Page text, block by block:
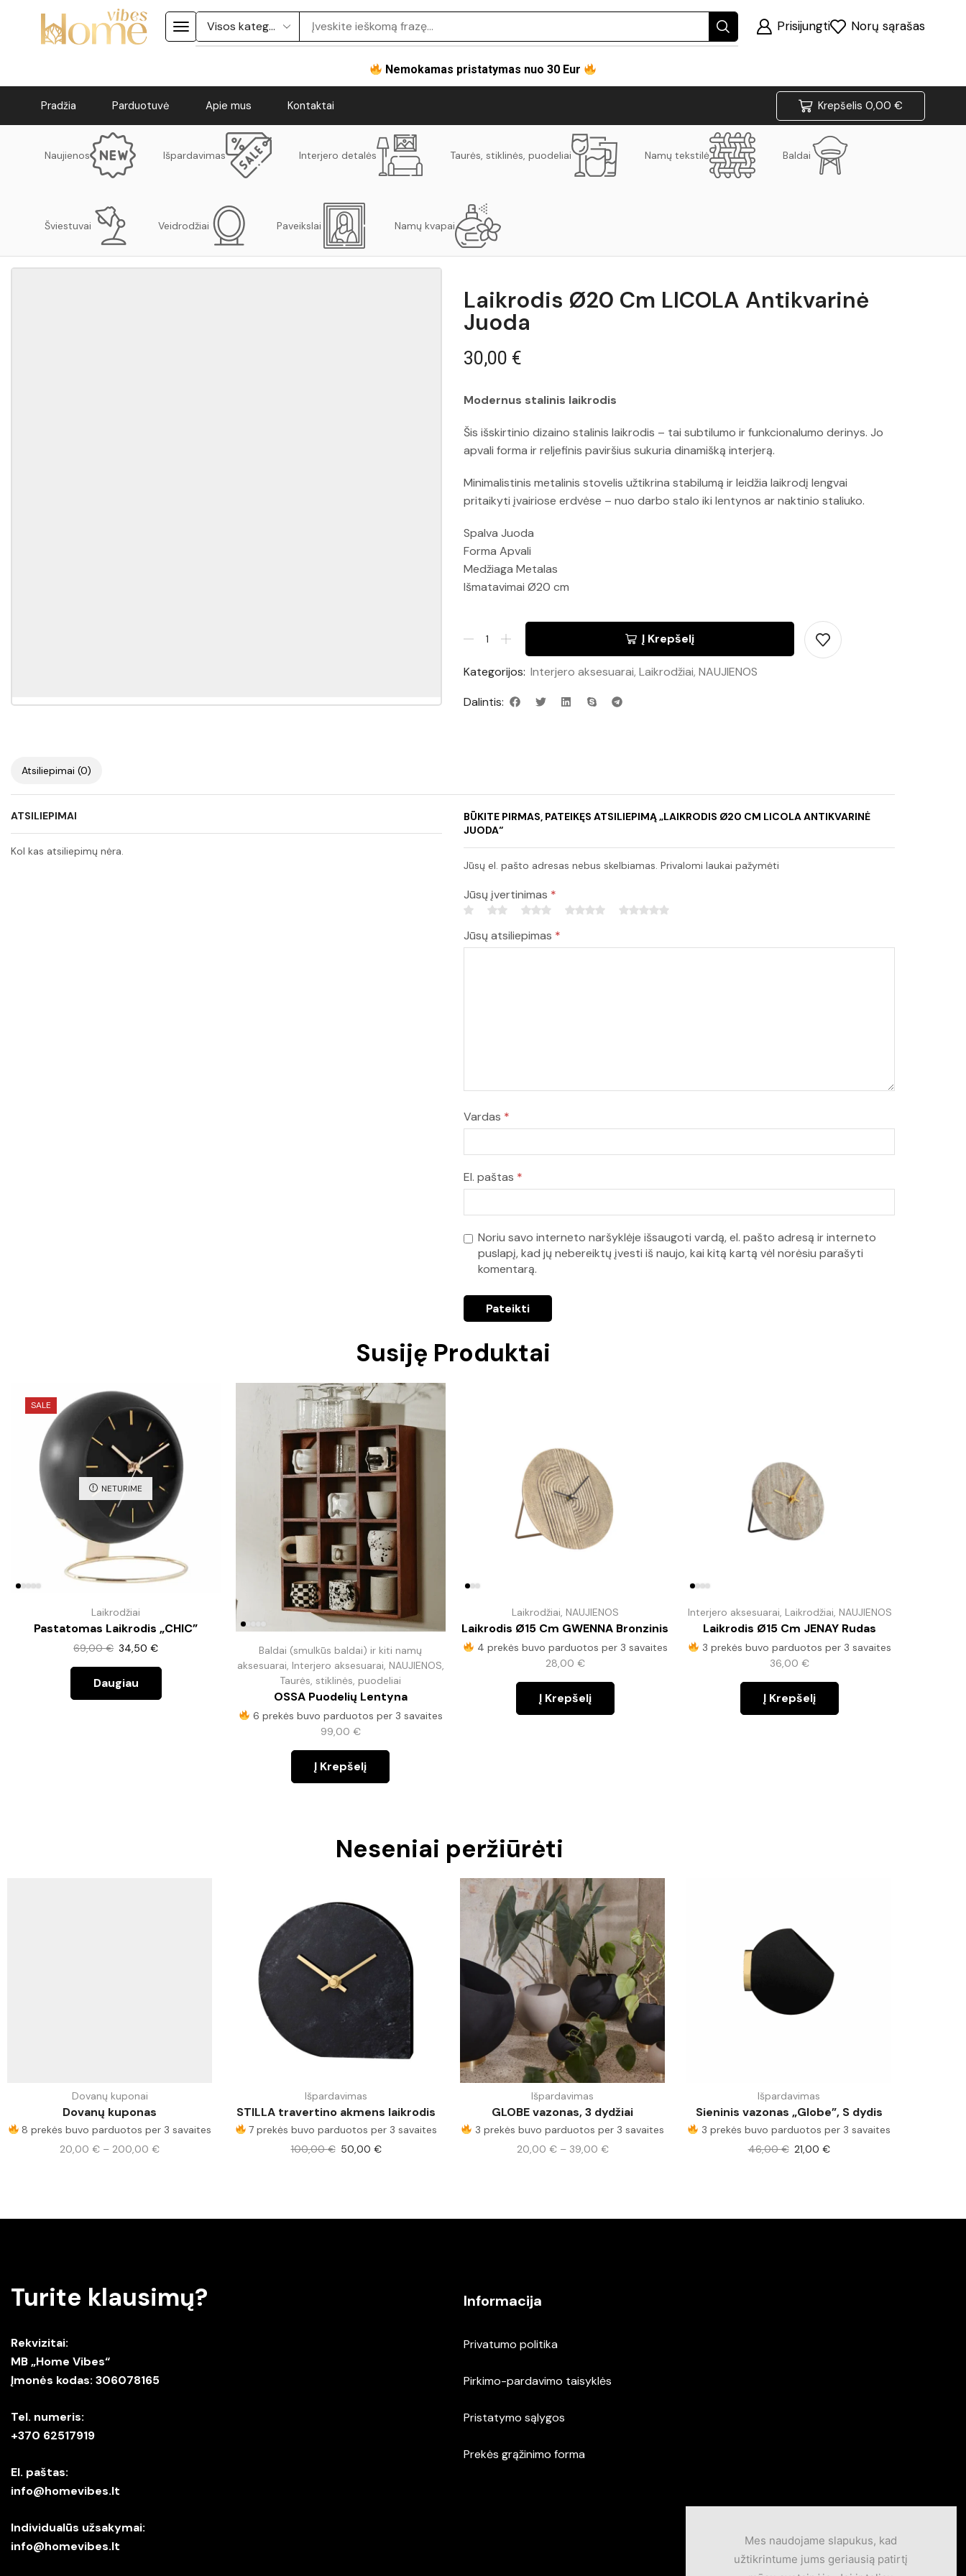
Prisijungti Norų sąrašas
Nemokamas pristatymas nuo 30 Eur
Pradžia Parduotuvė Apie mus Kontaktai Krepšelis 0,00 €
Naujienos Išpardavimas Interjero detalės Taurės, stiklinės, puodeliai Namų tekstilė Baldai
Šviestuvai Veidrodžiai Paveikslai Namų kvapai
Laikrodis Ø20 Cm LICOLA Antikvarinė
Juoda
30,00 €
Modernus stalinis laikrodis
Šis išskirtinio dizaino stalinis laikrodis – tai subtilumo ir funkcionalumo derinys. Jo
apvali forma ir reljefinis paviršius sukuria dinamišką interjerą.
Minimalistinis metalinis stovelis užtikrina stabilumą ir leidžia laikrodį lengvai
pritaikyti įvairiose erdvėse – nuo darbo stalo iki lentynos ar naktinio staliuko.
Spalva Juoda
Forma Apvali
Medžiaga Metalas
Išmatavimai Ø20 cm
Į Krepšelį
Kategorijos: Interjero aksesuarai, Laikrodžiai, NAUJIENOS
Dalintis:
Atsiliepimai (0)
ATSILIEPIMAI
Kol kas atsiliepimų nėra.
BŪKITE PIRMAS, PATEIKĘS ATSILIEPIMĄ „LAIKRODIS Ø20 CM LICOLA ANTIKVARINĖ
JUODA“
Jūsų el. pašto adresas nebus skelbiamas. Privalomi laukai pažymėti
Jūsų įvertinimas *
Jūsų atsiliepimas *
Vardas *
El. paštas *
Noriu savo interneto naršyklėje išsaugoti vardą, el. pašto adresą ir interneto
puslapį, kad jų nebereiktų įvesti iš naujo, kai kitą kartą vėl norėsiu parašyti
komentarą.
Susiję Produktai
SALE
NETURIME
Laikrodžiai
Pastatomas Laikrodis „CHIC”
69,00€ 34,50€
Daugiau
Baldai (smulkūs baldai) ir kiti namų
aksesuarai, Interjero aksesuarai, NAUJIENOS,
Taurės, stiklinės, puodeliai
OSSA Puodelių Lentyna
6 prekės buvo parduotos per 3 savaites
99,00 €
Į Krepšelį
Laikrodžiai NAUJIENOS
Laikrodis Ø15 Cm GWENNA Bronzinis
4 prekės buvo parduotos per 3 savaites
28,00 €
Į Krepšelį
Interjero aksesuarai Laikrodžiai NAUJIENOS
Laikrodis Ø15 Cm JENAY Rudas
3 prekės buvo parduotos per 3 savaites
36,00€
Į Krepšelį
Neseniai peržiūrėti
Dovanų kuponai
Dovanų kuponas
8 prekės buvo parduotos per 3 savaites
20,00 € – 200,00 €
Išpardavimas
STILLA travertino akmens laikrodis
7 prekės buvo parduotos per 3 savaites
100,00€ 50,00 €
Išpardavimas
GLOBE vazonas, 3 dydžiai
3 prekės buvo parduotos per 3 savaites
20,00 € – 39,00 €
Išpardavimas
Sieninis vazonas „Globe”, S dydis
3 prekės buvo parduotos per 3 savaites
46,00€ 21,00 €
Turite klausimų?
Rekvizitai:
MB „Home Vibes“
Įmonės kodas: 306078165
Tel. numeris:
+370 62517919
El. paštas:
info@homevibes.lt
Individualūs užsakymai:
info@homevibes.lt
Informacija
Privatumo politika
Pirkimo-pardavimo taisyklės
Pristatymo sąlygos
Prekės grąžinimo forma
Mes naudojame slapukus, kad
užtikrintume jums geriausią patirtį